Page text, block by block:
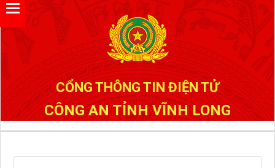
CỔNG THÔNG TIN ĐIỆN TỬ
CÔNG AN TỈNH VĨNH LONG